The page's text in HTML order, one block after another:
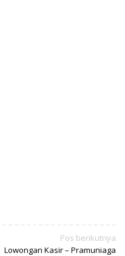
Pos berikutnya
Lowongan Kasir – Pramuniaga